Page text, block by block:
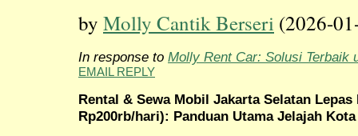
by Molly Cantik Berseri (2026-
In response to Molly Rent Car: Solusi Terbaik
EMAIL REPLY
Rental & Sewa Mobil Jakarta Selatan
Rp200rb/hari): Panduan Utama Jelajah